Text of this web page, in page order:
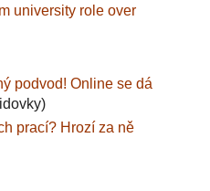
university role over
podvod! Online se dá
prací? Hrozí za ně